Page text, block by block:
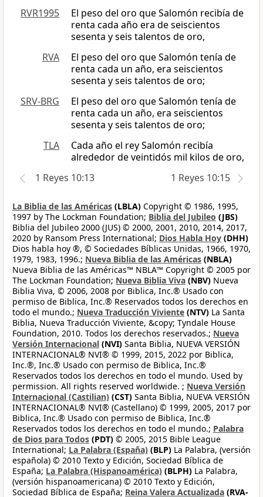
RVR1995
El peso del oro que Salomón recibía de
renta cada año era de seiscientos
sesenta y seis talentos de oro,
RVA
El peso del oro que Salomón tenía de
renta cada un año, era seiscientos
sesenta y seis talentos de oro;
SRV-BRG
El peso del oro que Salomón tenía de
renta cada un año, era seiscientos
sesenta y seis talentos de oro;
TLA
Cada año el rey Salomón recibía
alrededor de veintidós mil kilos de oro,
1 Reyes 10:13
1 Reyes 10:15
La Biblia de las Américas (LBLA) Copyright © 1986, 1995,
1997 by The Lockman Foundation; Biblia del Jubileo (JBS)
Biblia del Jubileo 2000 (JUS) © 2000, 2001, 2010, 2014, 2017,
2020 by Ransom Press International; Dios Habla Hoy (DHH)
Dios habla hoy ®, © Sociedades Bíblicas Unidas, 1966, 1970,
1979, 1983, 1996.; Nueva Biblia de las Américas (NBLA)
Nueva Biblia de las Américas™ NBLA™ Copyright © 2005 por
The Lockman Foundation; Nueva Biblia Viva (NBV) Nueva
Biblia Viva, © 2006, 2008 por Biblica, Inc.® Usado con
permiso de Biblica, Inc.® Reservados todos los derechos en
todo el mundo.; Nueva Traducción Viviente (NTV) La Santa
Biblia, Nueva Traducción Viviente, &copy; Tyndale House
Foundation, 2010. Todos los derechos reservados.; Nueva
Versión Internacional (NVI) Santa Biblia, NUEVA VERSIÓN
INTERNACIONAL® NVI® © 1999, 2015, 2022 por Biblica,
Inc.®, Inc.® Usado con permiso de Biblica, Inc.®
Reservados todos los derechos en todo el mundo. Used by
permission. All rights reserved worldwide. ; Nueva Versión
Internacional (Castilian) (CST) Santa Biblia, NUEVA VERSIÓN
INTERNACIONAL® NVI® (Castellano) © 1999, 2005, 2017 por
Biblica, Inc.® Usado con permiso de Biblica, Inc.®
Reservados todos los derechos en todo el mundo.; Palabra
de Dios para Todos (PDT) © 2005, 2015 Bible League
International; La Palabra (España) (BLP) La Palabra, (versión
española) © 2010 Texto y Edición, Sociedad Bíblica de
España; La Palabra (Hispanoamérica) (BLPH) La Palabra,
(versión hispanoamericana) © 2010 Texto y Edición,
Sociedad Bíblica de España; Reina Valera Actualizada (RVA-